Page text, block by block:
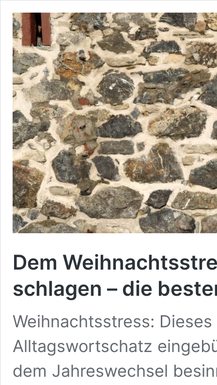
Dem
schlagen – die
Weihnachtsstress:
Alltagswortschatz
dem Jahreswechsel